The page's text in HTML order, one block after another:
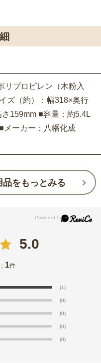
リプロピレン（木粉入
ズ（約）：幅318×奥行
さ159mm ■容量：約5.4L
メーカー：八幡化成
品をもっとみる
5.0
1件
(1)
(0)
(0)
(0)
(0)